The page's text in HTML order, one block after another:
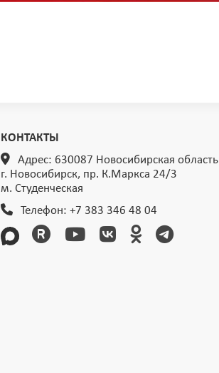
КОНТАКТЫ
Адрес: 630087 Новосибирская область
г. Новосибирск, пр. К.Маркса 24/3
м. Студенческая
Телефон: +7 383 346 48 04